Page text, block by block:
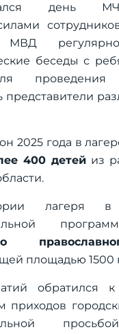
день
МВД
беседы с
представители
2025 года в
400 детей из
лагеря
площадью 1500
обратился
приходов